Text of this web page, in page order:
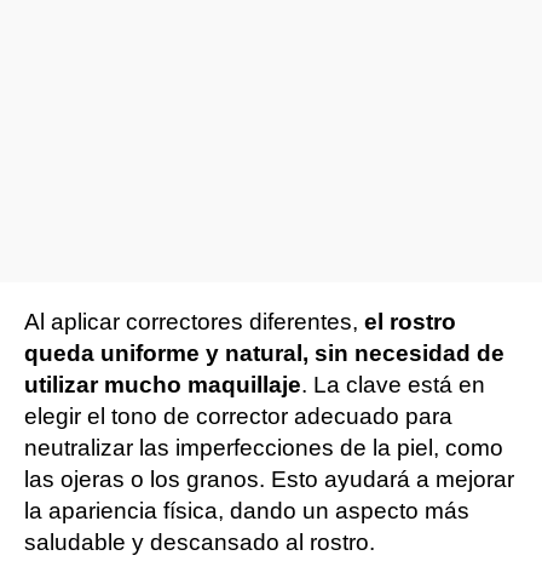
Al aplicar correctores diferentes, el rostro
queda uniforme y natural, sin necesidad de
utilizar mucho maquillaje. La clave está en
elegir el tono de corrector adecuado para
neutralizar las imperfecciones de la piel, como
las ojeras o los granos. Esto ayudará a mejorar
la apariencia física, dando un aspecto más
saludable y descansado al rostro.